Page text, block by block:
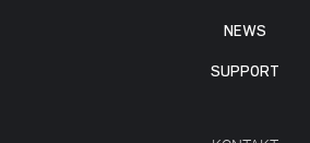
NEWS
SUPPORT